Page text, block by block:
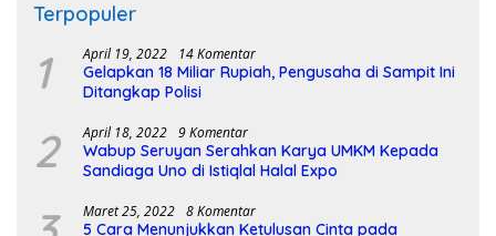
Terpopuler
1 April 19, 2022 14 Komentar
Gelapkan 18 Miliar Rupiah, Pengusaha di Sampit Ini
Ditangkap Polisi
2 April 18, 2022 9 Komentar
Wabup Seruyan Serahkan Karya UMKM Kepada
Sandiaga Uno di Istiqlal Halal Expo
Maret 25, 2022 8 Komentar
5 Cara Menunjukkan Ketulusan Cinta pada